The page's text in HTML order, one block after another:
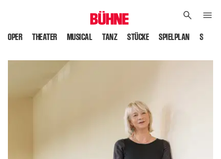
OPER THEATER MUSICAL TANZ STÜCKE SPIELPLAN